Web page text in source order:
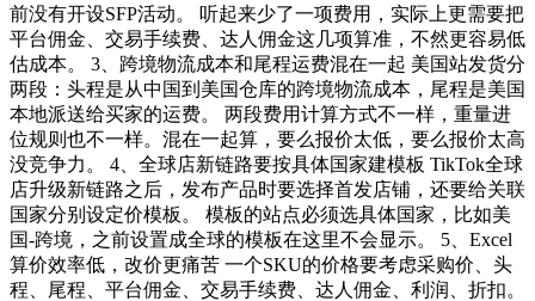
前没有开设SFP活动。 听起来少了一项费用，实际上更需要把
平台佣金、交易手续费、达人佣金这几项算准，不然更容易低
估成本。 3、跨境物流成本和尾程运费混在一起 美国站发货分
两段：头程是从中国到美国仓库的跨境物流成本，尾程是美国
本地派送给买家的运费。 两段费用计算方式不一样，重量进
位规则也不一样。混在一起算，要么报价太低，要么报价太高
没竞争力。 4、全球店新链路要按具体国家建模板 TikTok全球
店升级新链路之后，发布产品时要选择首发店铺，还要给关联
国家分别设定价模板。 模板的站点必须选具体国家，比如美
国-跨境，之前设置成全球的模板在这里不会显示。 5、Excel
算价效率低，改价更痛苦 一个SKU的价格要考虑采购价、头
程、尾程、平台佣金、交易手续费、达人佣金、利润、折扣。